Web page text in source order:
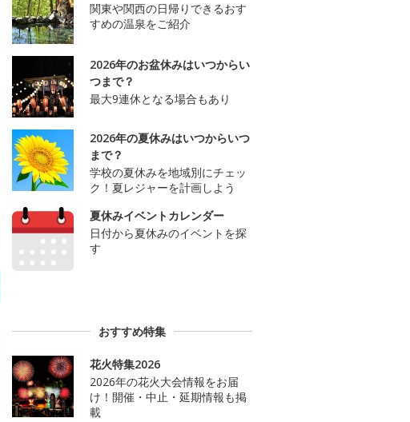
関東や関西の日帰りできるおす
すめの温泉をご紹介
2026年のお盆休みはいつからい
つまで？
最大9連休となる場合もあり
2026年の夏休みはいつからいつ
まで？
学校の夏休みを地域別にチェッ
ク！夏レジャーを計画しよう
夏休みイベントカレンダー
日付から夏休みのイベントを探
す
おすすめ特集
花火特集2026
2026年の花火大会情報をお届
け！開催・中止・延期情報も掲
載